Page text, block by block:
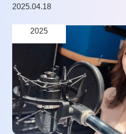
2025.04.18
2025